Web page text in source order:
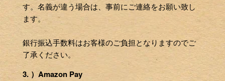
す。名義が違う場合は、事前にご連絡をお願い致し
ます。
銀行振込手数料はお客様のご負担となりますのでご
了承ください。
3. ）Amazon Pay